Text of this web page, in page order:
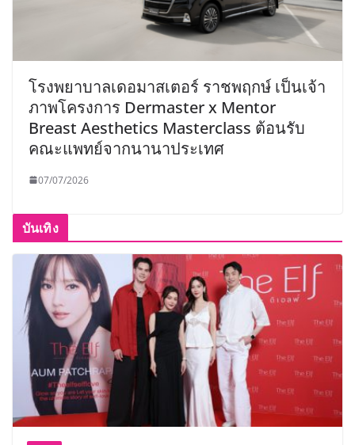
โรงพยาบาลเดอมาสเตอร์ ราชพฤกษ์ เป็นเจ้า
ภาพโครงการ Dermaster x Mentor
Breast Aesthetics Masterclass ต้อนรับ
คณะแพทย์จากนานาประเทศ
07/07/2026
บันเทิง